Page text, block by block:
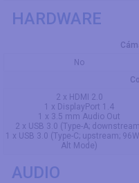
HARDWARE
No
2 x HDMI 2.0
1 x DisplayPort 1.4
1 x 3.5 mm Audio Out
2 x USB 3.0 (Type-A;
1 x USB 3.0 (Type-C; upstream;
Alt Mode)
AUDIO